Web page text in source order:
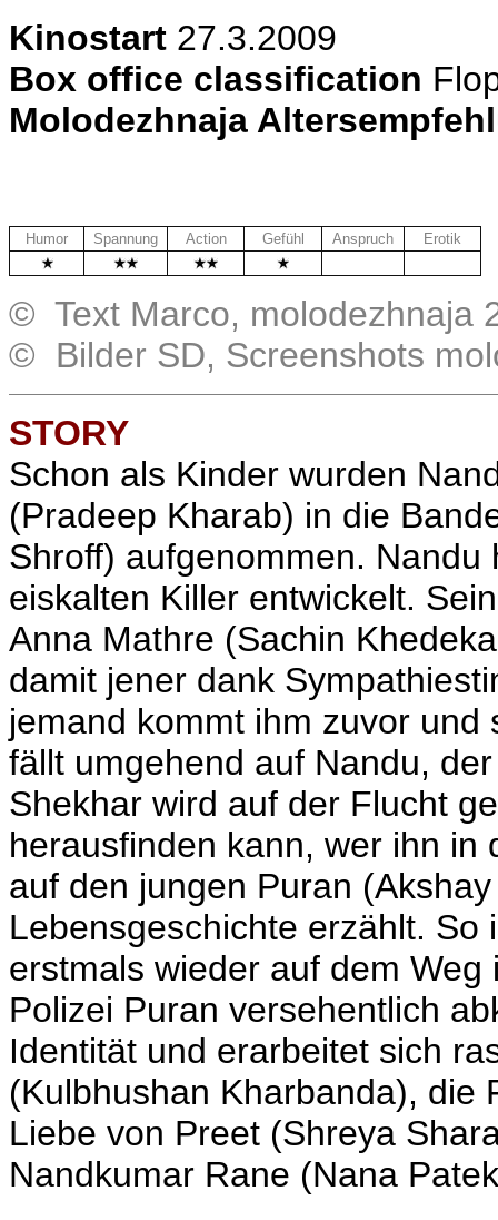
Kinostart 27.3.2009
Box office classification
Molodezhnaja
Humor Spannung Action Gefühl Anspruch
Erotik
© Text Marco, molodezhnaja
© Bilder SD, Screenshots
STORY
Schon als Kinder wurden
(Pradeep Kharab) in die
Shroff) aufgenommen.
eiskalten Killer entwickelt.
Anna Mathre (Sachin
damit jener dank
jemand kommt ihm zuvor
fällt umgehend auf Nandu,
Shekhar wird auf der Flucht
herausfinden kann, wer ihn in
auf den jungen Puran
Lebensgeschichte erzählt.
erstmals wieder auf dem
Polizei Puran versehentlich
Identität und erarbeitet sich
(Kulbhushan Kharbanda), die
Liebe von Preet (Shreya
Nandkumar Rane (Nana